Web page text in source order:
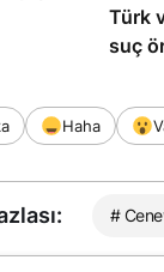
Türk
suç
Haha
#